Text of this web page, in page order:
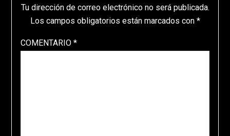
Tu dirección de correo electrónico no será publicada.
Los campos obligatorios están marcados con *
COMENTARIO *